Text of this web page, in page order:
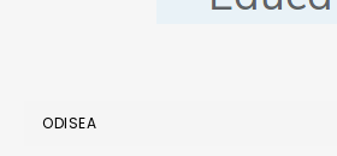
ODISEA